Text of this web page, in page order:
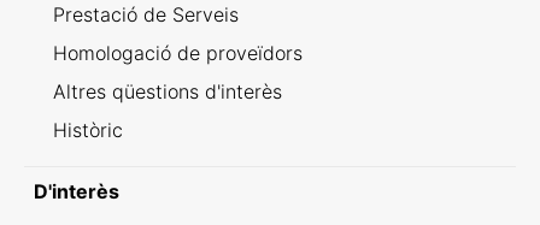
Prestació de Serveis
Homologació de proveïdors
Altres qüestions d'interès
Històric
D'interès